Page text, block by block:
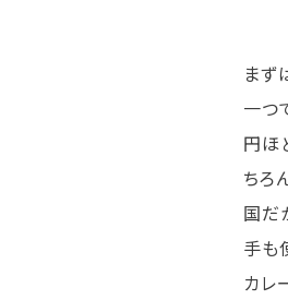
まず
一つ
円ほ
ちろ
国だ
手も
カレ